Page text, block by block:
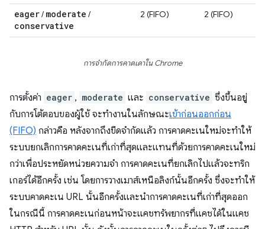
eager/ moderate /
conservative
2 (FIFO) 2 (FIFO)
การจำกัดการคาดเดาใน Chrome
การตั้งค่า eager , moderate และ conservative ซึ่งขึ้นอยู่
กับการโต้ตอบของผู้ใช้ จะทำงานในลักษณะเข้าก่อนออกก่อน
(FIFO) กล่าวคือ หลังจากถึงขีดจำกัดแล้ว การคาดคะเนใหม่จะทำให้
ระบบยกเลิกการคาดคะเนที่เก่าที่สุดและแทนที่ด้วยการคาดคะเนใหม่
กว่าเพื่อประหยัดหน่วยความจำ การคาดคะเนที่ยกเลิกไปแล้วจะทริก
เกอร์ได้อีกครั้ง เช่น โดยการวางเมาส์เหนือลิงก์นั้นอีกครั้ง ซึ่งจะทำให้
ระบบคาดคะเน URL นั้นอีกครั้งและนำการคาดคะเนที่เก่าที่สุดออก
ในกรณีนี้ การคาดคะเนก่อนหน้าจะแคชทรัพยากรที่แคชได้ในแคช